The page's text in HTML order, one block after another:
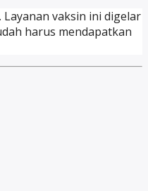
Layanan vaksin ini digelar
harus mendapatkan